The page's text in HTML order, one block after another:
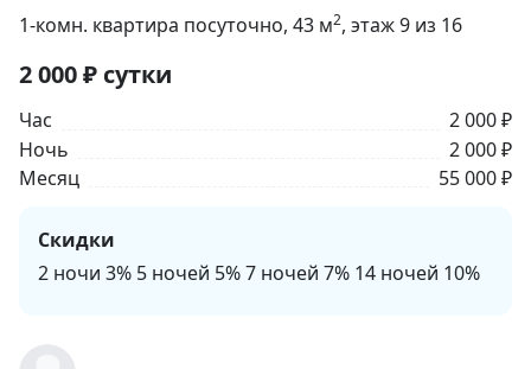
1-комн. квартира посуточно, 43 м2, этаж 9 из 16
2 000₽ сутки
Час
2 000 ₽
Ночь
2 000 ₽
Месяц
55 000 ₽
Скидки
2 ночи 3% 5 ночей 5% 7 ночей 7% 14 ночей 10%